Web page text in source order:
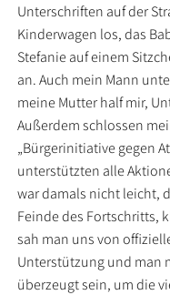
Unterschriften auf der
Kinderwagen los, das
Stefanie auf einem
an. Auch mein Mann
meine Mutter half mir,
Außerdem schlossen
„Bürgerinitiative gegen
unterstützten alle
war damals nicht leicht,
Feinde des Fortschritts,
sah man uns von
Unterstützung und man
überzeugt sein, um die